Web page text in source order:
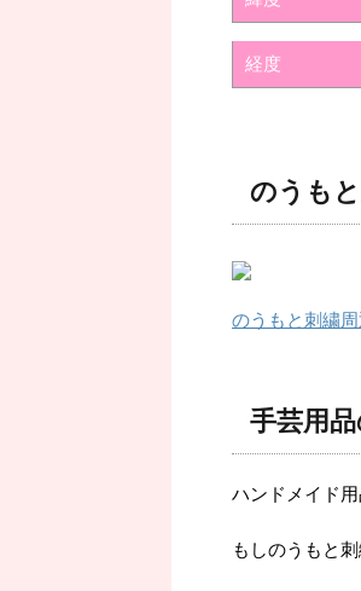
経度
のうも
のうもと刺繍
手芸用
ハンドメイド
もしのうもと